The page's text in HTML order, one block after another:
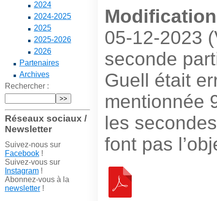
2024
2024-2025
2025
2025-2026
2026
Partenaires
Archives
Rechercher :
Réseaux sociaux /
Newsletter
Suivez-nous sur
Facebook!
Suivez-vous sur
Instagram!
Abonnez-vous à la
newsletter!
Modification
05-12-2023
seconde
Guell était
mentionnée
les
font pas